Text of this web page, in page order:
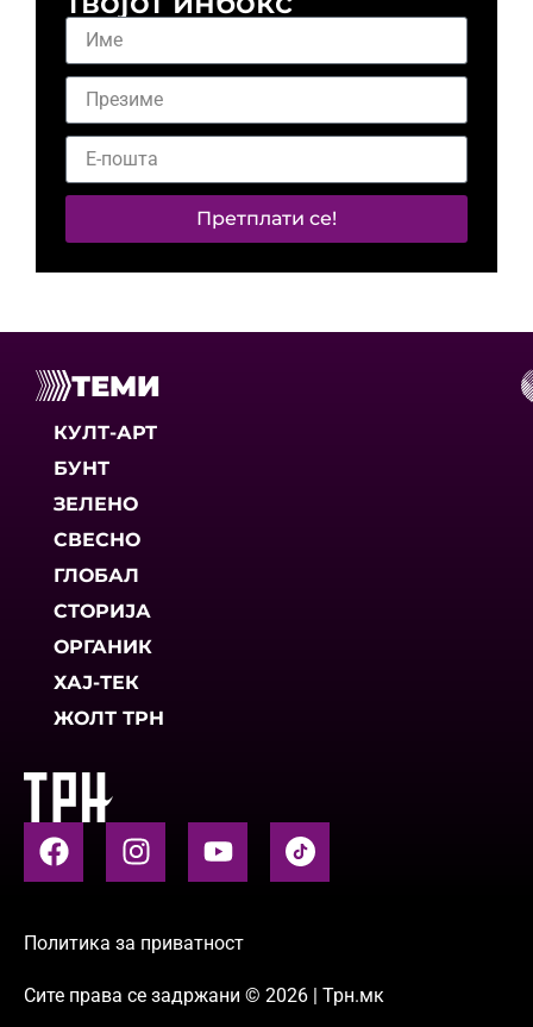
Претплати се!
ТЕМИ
КУЛТ-АРТ
БУНТ
ЗЕЛЕНО
СВЕСНО
ГЛОБАЛ
СТОРИЈА
ОРГАНИК
ХАЈ-ТЕК
ЖОЛТ ТРН
Политика за приватност
Сите права се задржани © 2026 | Трн.мк